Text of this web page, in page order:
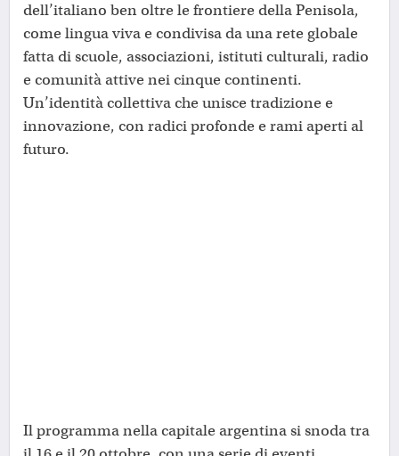
dell’italiano ben oltre le frontiere della Penisola,
come lingua viva e condivisa da una rete globale
fatta di scuole, associazioni, istituti culturali, radio
e comunità attive nei cinque continenti.
Un’identità collettiva che unisce tradizione e
innovazione, con radici profonde e rami aperti al
futuro.
Il programma nella capitale argentina si snoda tra